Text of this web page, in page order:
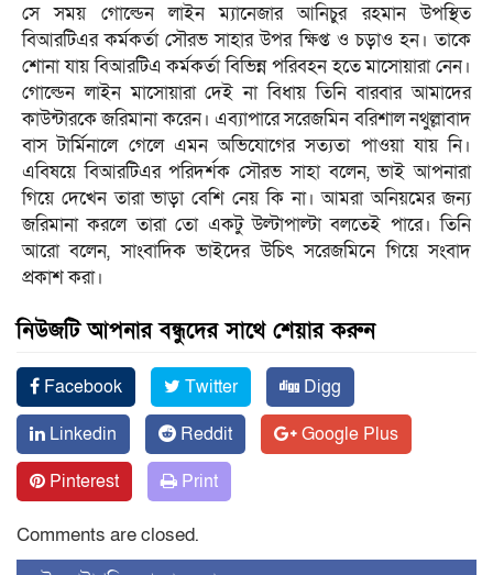
সে সময় গোল্ডেন লাইন ম্যানেজার আনিচুর রহমান উপস্থিত
বিআরটিএর কর্মকর্তা সৌরভ সাহার উপর ক্ষিপ্ত ও চড়াও হন। তাকে
শোনা যায় বিআরটিএ কর্মকর্তা বিভিন্ন পরিবহন হতে মাসোয়ারা নেন।
গোল্ডেন লাইন মাসোয়ারা দেই না বিধায় তিনি বারবার আমাদের
কাউন্টারকে জরিমানা করেন। এব্যাপারে সরেজমিন বরিশাল নথুল্লাবাদ
বাস টার্মিনালে গেলে এমন অভিযোগের সত্যতা পাওয়া যায় নি।
এবিষয়ে বিআরটিএর পরিদর্শক সৌরভ সাহা বলেন, ভাই আপনারা
গিয়ে দেখেন তারা ভাড়া বেশি নেয় কি না। আমরা অনিয়মের জন্য
জরিমানা করলে তারা তো একটু উল্টাপাল্টা বলতেই পারে। তিনি
আরো বলেন, সাংবাদিক ভাইদের উচিৎ সরেজমিনে গিয়ে সংবাদ
প্রকাশ করা।
নিউজটি আপনার বন্ধুদের সাথে শেয়ার করুন
Facebook Twitter
Digg
Linkedin
Reddit
Google Plus
Pinterest
Print
Comments are closed.